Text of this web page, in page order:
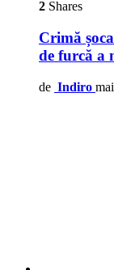
2 Shares
Crimă
de furcă a
de Indiro